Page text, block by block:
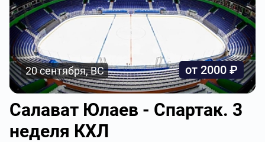
20 сентября, ВС от 2000 ₽
Салават Юлаев - Спартак. 3
неделя КХЛ